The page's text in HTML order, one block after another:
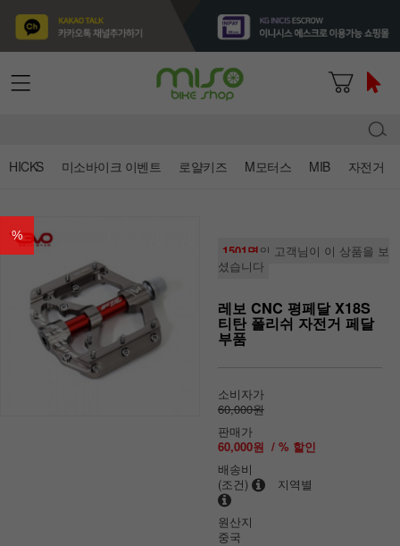
HICKS 미소바이크 이벤트 로얄키즈 M모터스 MIB 자전거
%
1501명의 고객님이 이 상품을 보
셨습니다
레보 CNC 평페달 X18S
티탄 폴리쉬 자전거 페달
부품
소비자가
60,000원
판매가
60,000원 / % 할인
배송비
(조건)
지역별
원산지
중국